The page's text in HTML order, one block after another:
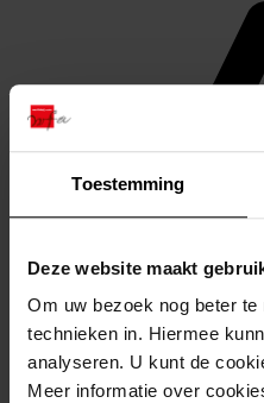
Toestemming
Deze website maakt
Om uw bezoek nog beter
technieken in. Hiermee
analyseren. U kunt de
Meer informatie over